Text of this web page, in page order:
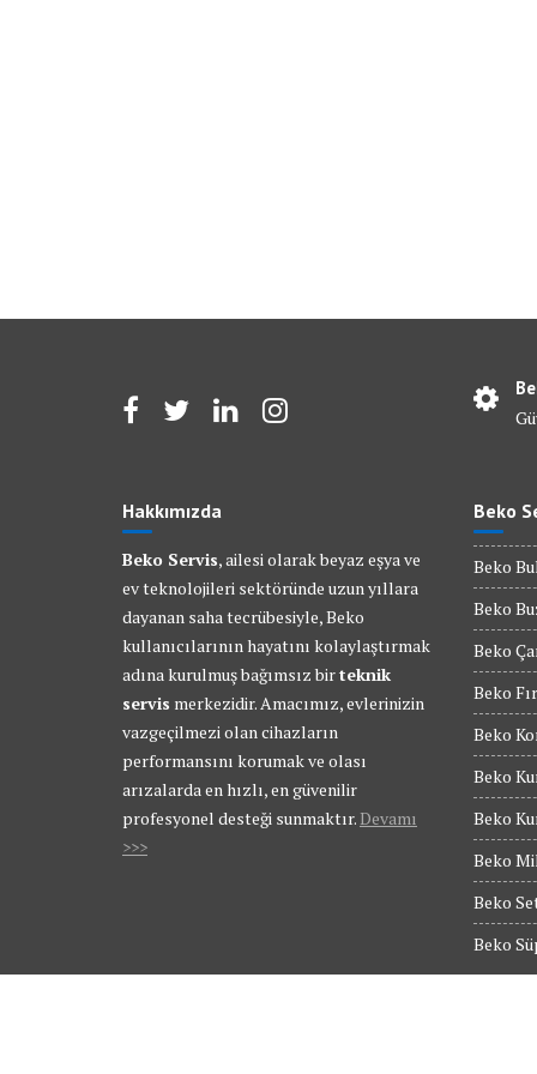
Hakkımızda
Beko Servis, ailesi olarak beyaz eşya ve
ev teknolojileri sektöründe uzun yıllara
dayanan saha tecrübesiyle, Beko
kullanıcılarının hayatını kolaylaştırmak
adına kurulmuş bağımsız birteknik
servis merkezidir. Amacımız, evlerinizin
vazgeçilmezi olan cihazların
performansını korumak ve olası
arızalarda en hızlı, en güvenilir
profesyonel desteği sunmaktır. Devamı
>>>
Beko
Beko
Beko
Beko
Beko
Beko
Beko
Beko
Beko
Beko
Beko